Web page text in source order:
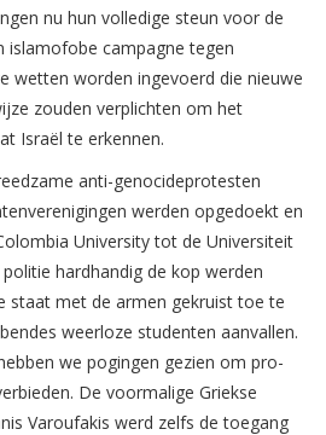
nu hun volledige steun voor de
islamofobe campagne tegen
wetten worden ingevoerd die nieuwe
zouden verplichten om het
Israël te erkennen.
anti-genocideprotesten
werden opgedoekt en
University tot de Universiteit
hardhandig de kop werden
staat met de armen gekruist toe te
weerloze studenten aanvallen.
we pogingen gezien om pro-
De voormalige Griekse
Varoufakis werd zelfs de toegang